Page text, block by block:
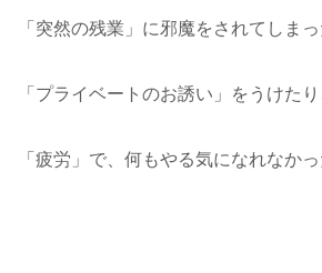
「突然の残業」に邪魔をされてしまっ
「プライベートのお誘い」をうけたり
「疲労」で、何もやる気になれなかっ